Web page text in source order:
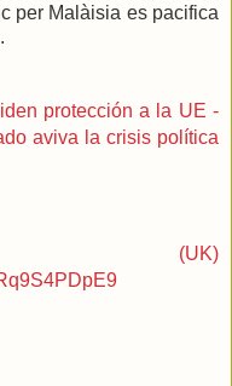
per Malàisia es pacifica
protección a la UE -
aviva la crisis política
(UK)